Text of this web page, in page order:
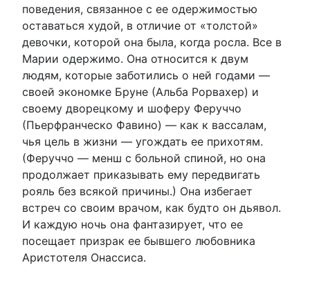
поведения, связанное с ее одержимостью
оставаться худой, в отличие от «толстой»
девочки, которой она была, когда росла. Все в
Марии одержимо. Она относится к двум
людям, которые заботились о ней годами —
своей экономке Бруне (Альба Рорвахер) и
своему дворецкому и шоферу Феруччо
(Пьерфранческо Фавино) — как к вассалам,
чья цель в жизни — угождать ее прихотям.
(Феруччо — менш с больной спиной, но она
продолжает приказывать ему передвигать
рояль без всякой причины.) Она избегает
встреч со своим врачом, как будто он дьявол.
И каждую ночь она фантазирует, что ее
посещает призрак ее бывшего любовника
Аристотеля Онассиса.